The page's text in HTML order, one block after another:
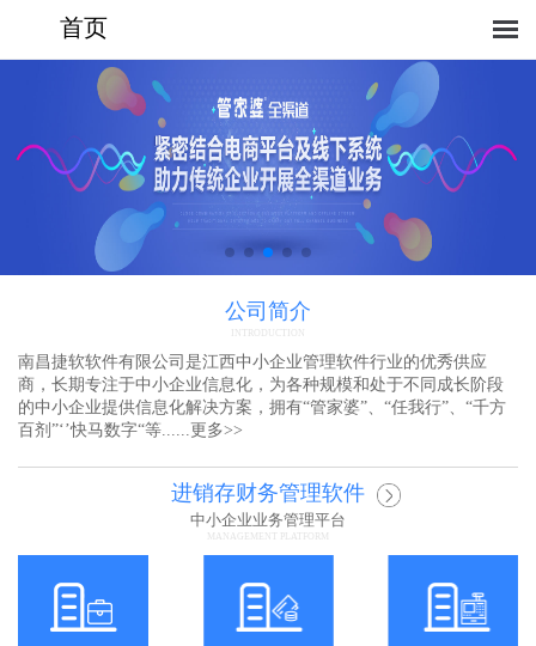
首页
公司简介
南昌捷软软件有限公司是江西中小企业管理软件行业的优秀供应
商，长期专注于中小企业信息化，为各种规模和处于不同成长阶段
的中小企业提供信息化解决方案，拥有“管家婆”、“任我行”、“千方
百剂”‘’快马数字“等......更多>>
进销存财务管理软件
中小企业业务管理平台
MANAGEMENT PLATFORM